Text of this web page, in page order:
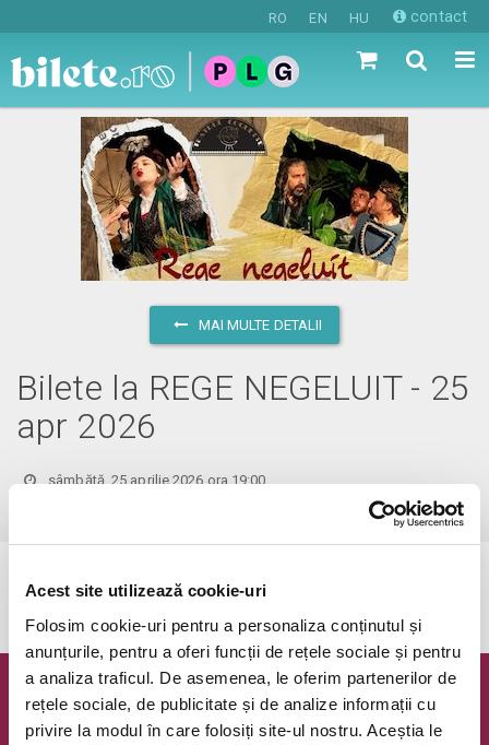
Acest site utilizează cookie-uri
Folosim cookie-uri pentru a personaliza conținutul și
anunțurile, pentru a oferi funcții de rețele sociale și pentru
a analiza traficul. De asemenea, le oferim partenerilor de
rețele sociale, de publicitate și de analize informații cu
privire la modul în care folosiți site-ul nostru. Aceștia le
RO EN HU contact
MAI MULTE DETALII
Bilete la REGE NEGELUIT - 25
apr 2026
sâmbătă, 25 aprilie 2026 ora 19:00
Evenimentul a expirat.
Newsletter @ Bilete.ro